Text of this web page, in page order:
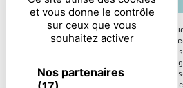
et vous donne le contrôle
sur ceux que vous
souhaitez activer
Nos partenaires
** Les données personnelles
aux fins de vous contacter et sont
informatisé. Elles sont destinées à et
le seul but de répondre à votre
collectées seront communiquées aux
suivants: . Vous disposez de droits